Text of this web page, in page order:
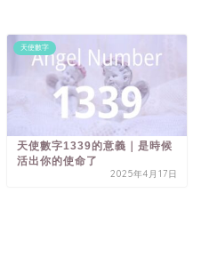
天使數字
天使數字1339的意義｜是時候
活出你的使命了
2025年4月17日